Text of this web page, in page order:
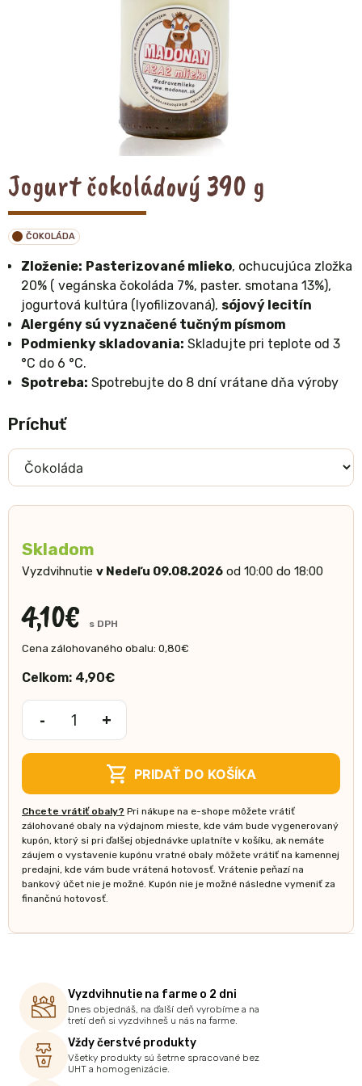
Jogurt čokoládový 390 g
ČOKOLÁDA
Zloženie: Pasterizované mlieko, ochucujúca zložka
20% ( vegánska čokoláda 7%, paster. smotana 13%),
jogurtová kultúra (lyofilizovaná), sójový lecitín
Alergény sú vyznačené tučným písmom
Podmienky skladovania: Skladujte pri teplote od 3
°C do 6 °C.
Spotreba: Spotrebujte do 8 dní vrátane dňa výroby
Príchuť
Skladom
Vyzdvihnutie v Nedeľu 09.08.2026 od 10:00 do 18:00
4,10€ s DPH
Cena zálohovaného obalu: 0,80€
Celkom: 4,90€
-
množstvo
390
g
+
PRIDAŤ DO KOŠÍKA
Chcete vrátiť obaly? Pri nákupe na e-shope môžete vrátiť
zálohované obaly na výdajnom mieste, kde vám bude vygenerovaný
kupón, ktorý si pri ďalšej objednávke uplatníte v košíku, ak nemáte
záujem o vystavenie kupónu vratné obaly môžete vrátiť na kamennej
predajni, kde vám bude vrátená hotovosť. Vrátenie peňazí na
bankový účet nie je možné. Kupón nie je možné následne vymeniť za
finančnú hotovosť.
Vyzdvihnutie na farme o 2 dni
Dnes objednáš, na ďalší deň vyrobíme a na
tretí deň si vyzdvihneš u nás na farme.
Vždy čerstvé produkty
Všetky produkty sú šetrne spracované bez
UHT a homogenizácie.